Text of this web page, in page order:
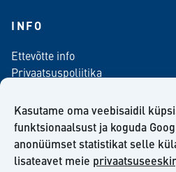
Kasutame oma veebisaidil
funktsionaalsust ja koguda
anonüümset statistikat selle
lisateavet meie
INFO
Ettevõtte info
Privaatsuspoliitika
Meediale
Telli meie uudiskiri
Kiilto Eesti OÜ müügilepingu